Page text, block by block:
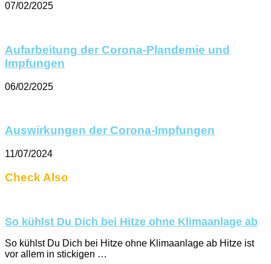
07/02/2025
Aufarbeitung der Corona-Plandemie und
Impfungen
06/02/2025
Auswirkungen der Corona-Impfungen
11/07/2024
Check Also
So kühlst Du Dich bei Hitze ohne Klimaanlage ab
So kühlst Du Dich bei Hitze ohne Klimaanlage ab Hitze ist
vor allem in stickigen …